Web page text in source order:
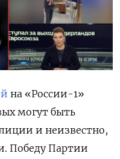
на «России-1»
могут быть
и неизвестно,
Победу Партии